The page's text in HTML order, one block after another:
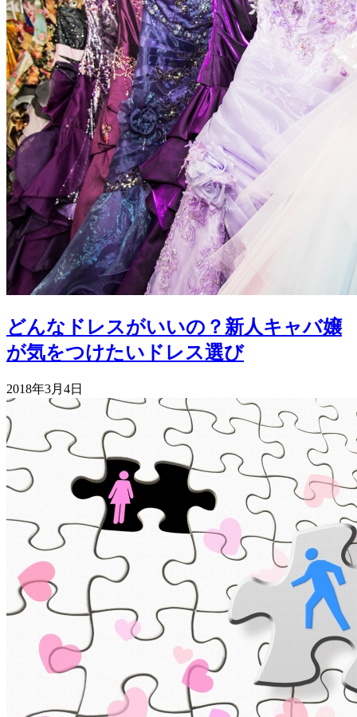
どんなドレスがいいの？新人キャバ嬢
が気をつけたいドレス選び
2018年3月4日